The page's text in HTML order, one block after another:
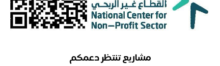
مشاريع تنتظر دعمكم